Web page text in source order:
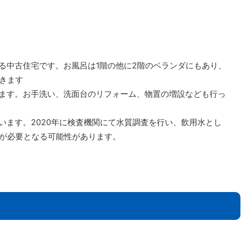
古住宅です。お風呂は1階の他に2階のベランダにもあり、
ます
。お手洗い、洗面台のリフォーム、物置の増設なども行っ
す。2020年に検査機関にて水質調査を行い、飲用水とし
要となる可能性があります。